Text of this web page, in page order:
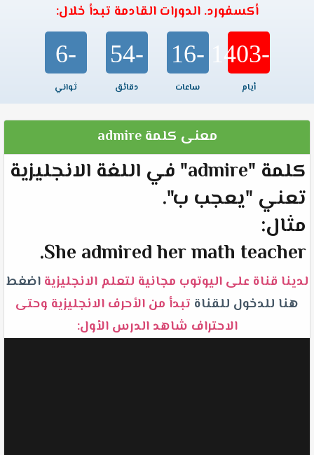
أكسفورد. الدورات القادمة تبدأ خلال:
-1403
أيام
-16
ساعات
-54
دقائق
-6
ثواني
معنى كلمة admire
كلمة "admire" في اللغة الانجليزية
تعني "يعجب ب".
مثال:
She admired her math teacher.
لدينا قناة على اليوتوب مجانية لتعلم الانجليزيةاضغط
هنا للدخول للقناة تبدأ من الأحرف الانجليزية وحتى
الاحتراف شاهد الدرس الأول: